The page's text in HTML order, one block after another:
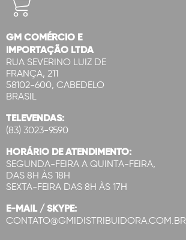
GM COMÉRCIO E
IMPORTAÇÃO LTDA
RUA SEVERINO LUIZ DE
FRANÇA, 211
58102-600, CABEDELO
BRASIL
TELEVENDAS:
(83) 3023-9590
HORÁRIO DE ATENDIMENTO:
SEGUNDA-FEIRA A QUINTA-FEIRA,
DAS 8H ÀS 18H
SEXTA-FEIRA DAS 8H ÀS 17H
E-MAIL / SKYPE:
CONTATO@GMIDISTRIBUIDORA.COM.BR